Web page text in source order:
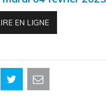
EN LIGNE